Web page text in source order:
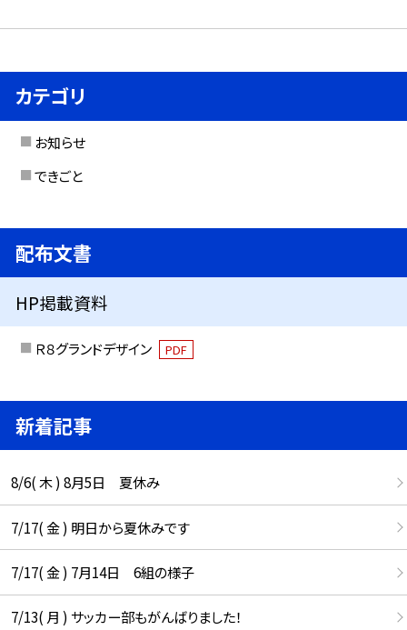
カテゴリ
お知らせ
できごと
配布文書
HP掲載資料
Ｒ８グランドデザイン PDF
新着記事
8/6( 木 ) 8月5日 夏休み
7/17( 金 ) 明日から夏休みです
7/17( 金 ) 7月14日 6組の様子
7/13( 月 ) サッカー部もがんばりました！